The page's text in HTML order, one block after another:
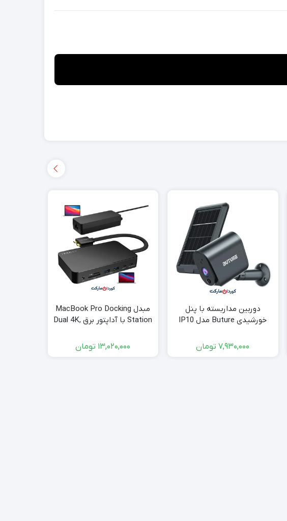
دوربین مداربسته با پنل
خورشیدی Buture مدل IP10
7,930,000 تومان
مبدل MacBook Pro Docking
Station با آداپتور برق Dual 4K,
پورت USB، صوتی 3.5 میلی متر)
13,020,000 تومان